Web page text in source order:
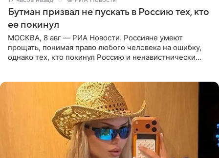
Бутман призвал не пускать в Россию тех, кто
ее покинул
МОСКВА, 8 авг — РИА Новости. Россияне умеют
прощать, понимая право любого человека на ошибку,
однако тех, кто покинул Россию и ненавистнически